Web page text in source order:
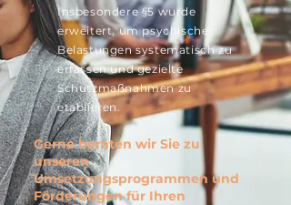
Insbesondere §5 wurde
erweitert, um psychische
Belastungen systematisch zu
erfassen und gezielte
Schutzmaßnahmen zu
etablieren.
Gerne beraten wir Sie zu
unseren
Umsetzungsprogrammen und
Förderungen für Ihren